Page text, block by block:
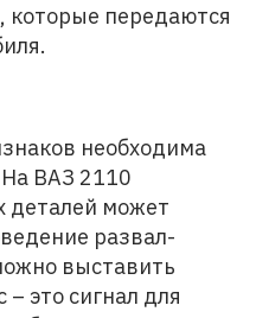
которые передаются
необходима
На ВАЗ 2110
деталей может
развал-
выставить
это сигнал для